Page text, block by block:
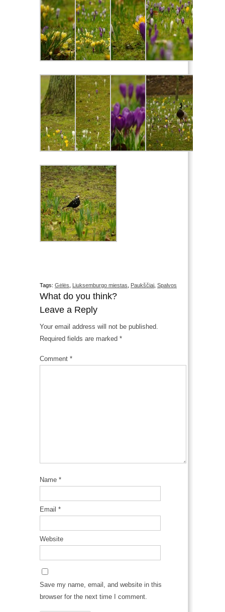
Tags: Gėlės Liuksemburgo miestas Paukščiai Spalvos
What do you think?
Leave a Reply
Your email address will not be published.
Required fields are marked *
Comment *
Name *
Email *
Website
Save my name, email, and website in this
browser for the next time I comment.